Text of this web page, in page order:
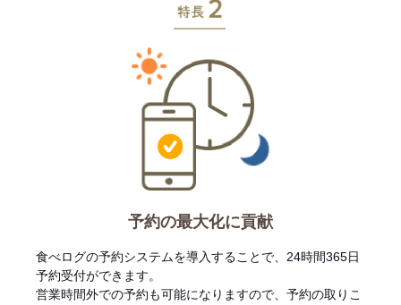
予約の最大化に貢献
食べログの予約システムを導入することで、24時間365日
予約受付ができます。
営業時間外での予約も可能になりますので、予約の取りこ